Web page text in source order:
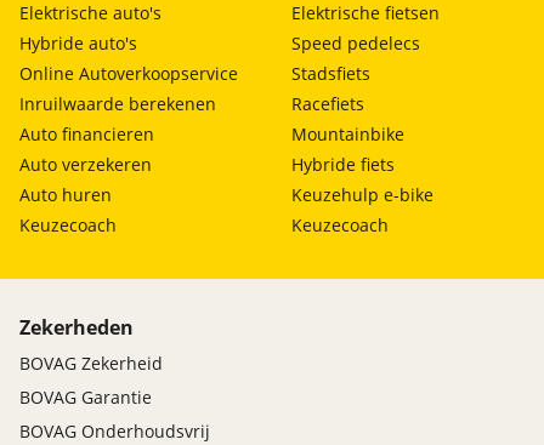
Elektrische auto's
Hybride auto's
Online Autoverkoopservice
Inruilwaarde berekenen
Auto financieren
Auto verzekeren
Auto huren
Keuzecoach
Elektrische fietsen
Speed pedelecs
Stadsfiets
Racefiets
Mountainbike
Hybride fiets
Keuzehulp e-bike
Keuzecoach
Zekerheden
BOVAG Zekerheid
BOVAG Garantie
BOVAG Onderhoudsvrij